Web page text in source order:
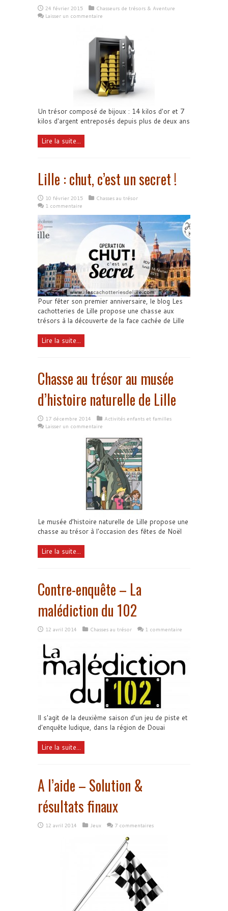
24 février 2015
Chasseurs de trésors & Aventure
Laisser un commentaire
Un trésor composé de bijoux : 14 kilos d'or et 7
kilos d'argent entreposés depuis plus de deux ans
Lire la suite...
Lille : chut, c’est un secret !
10 février 2015
Chasses au trésor
1 commentaire
Pour fêter son premier anniversaire, le blog Les
cachotteries de Lille propose une chasse aux
trésors à la découverte de la face cachée de Lille
Lire la suite...
Chasse au trésor au musée
d’histoire naturelle de Lille
17 décembre 2014
Activités enfants et familles
Laisser un commentaire
Le musée d’histoire naturelle de Lille propose une
chasse au trésor à l'occasion des fêtes de Noël
Lire la suite...
Contre-enquête – La
malédiction du 102
12 avril 2014 Chasses au trésor 1 commentaire
Il s'agit de la deuxième saison d'un jeu de piste et
d'enquête ludique, dans la région de Douai
Lire la suite...
A l’aide – Solution &
résultats finaux
12 avril 2014 Jeux 7 commentaires